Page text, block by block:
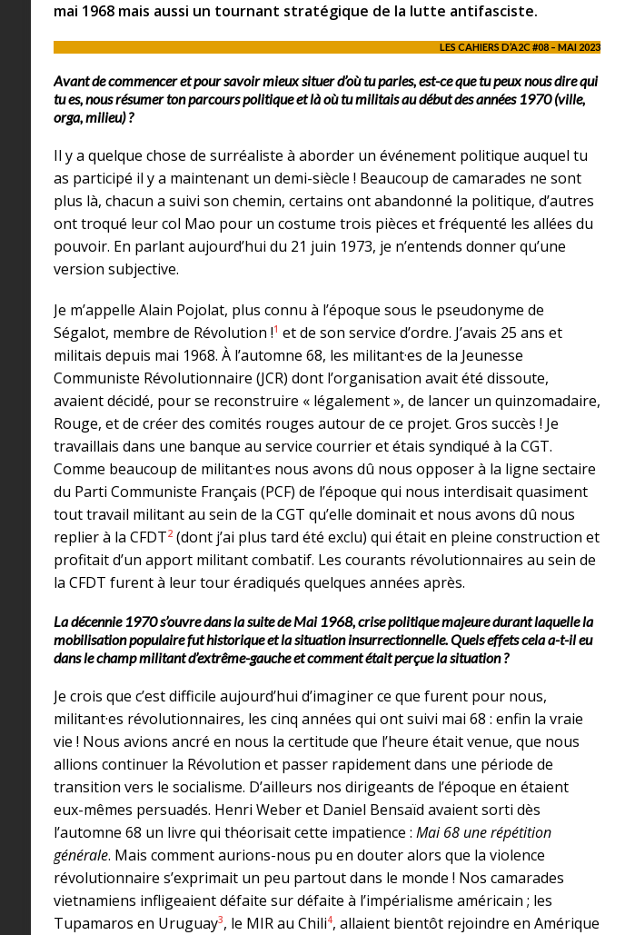
mai 1968 mais aussi un tournant stratégique de la lutte antifasciste.
LES CAHIERS D’A2C #08 – MAI 2023
Avant de commencer et pour savoir mieux situer d’où tu parles, est-ce que tu peux nous dire qui
tu es, nous résumer ton parcours politique et là où tu militais au début des années 1970 (ville,
orga, milieu) ?
Il y a quelque chose de surréaliste à aborder un événement politique auquel tu
as participé il y a maintenant un demi-siècle ! Beaucoup de camarades ne sont
plus là, chacun a suivi son chemin, certains ont abandonné la politique, d’autres
ont troqué leur col Mao pour un costume trois pièces et fréquenté les allées du
pouvoir. En parlant aujourd’hui du 21 juin 1973, je n’entends donner qu’une
version subjective.
Je m’appelle Alain Pojolat, plus connu à l’époque sous le pseudonyme de
Ségalot, membre de Révolution !1 et de son service d’ordre. J’avais 25 ans et
militais depuis mai 1968. À l’automne 68, les militant·es de la Jeunesse
Communiste Révolutionnaire (JCR) dont l’organisation avait été dissoute,
avaient décidé, pour se reconstruire « légalement », de lancer un quinzomadaire,
Rouge, et de créer des comités rouges autour de ce projet. Gros succès ! Je
travaillais dans une banque au service courrier et étais syndiqué à la CGT.
Comme beaucoup de militant·es nous avons dû nous opposer à la ligne sectaire
du Parti Communiste Français (PCF) de l’époque qui nous interdisait quasiment
tout travail militant au sein de la CGT qu’elle dominait et nous avons dû nous
replier à la CFDT2(dont j’ai plus tard été exclu) qui était en pleine construction et
profitait d’un apport militant combatif. Les courants révolutionnaires au sein de
la CFDT furent à leur tour éradiqués quelques années après.
La décennie 1970 s’ouvre dans la suite de Mai 1968, crise politique majeure durant laquelle la
mobilisation populaire fut historique et la situation insurrectionnelle. Quels effets cela a-t-il eu
dans le champ militant d’extrême-gauche et comment était perçue la situation ?
Je crois que c’est difficile aujourd’hui d’imaginer ce que furent pour nous,
militant·es révolutionnaires, les cinq années qui ont suivi mai 68 : enfin la vraie
vie ! Nous avions ancré en nous la certitude que l’heure était venue, que nous
allions continuer la Révolution et passer rapidement dans une période de
transition vers le socialisme. D’ailleurs nos dirigeants de l’époque en étaient
eux-mêmes persuadés. Henri Weber et Daniel Bensaïd avaient sorti dès
l’automne 68 un livre qui théorisait cette impatience : Mai 68 une répétition
générale. Mais comment aurions-nous pu en douter alors que la violence
révolutionnaire s’exprimait un peu partout dans le monde ! Nos camarades
vietnamiens infligeaient défaite sur défaite à l’impérialisme américain ; les
Tupamaros en Uruguay3, le MIR au Chili4, allaient bientôt rejoindre en Amérique